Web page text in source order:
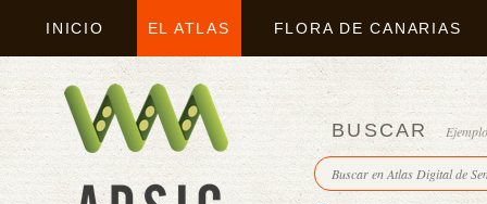
INICIO EL ATLAS FLORA DE CANARIAS
BUSCAR